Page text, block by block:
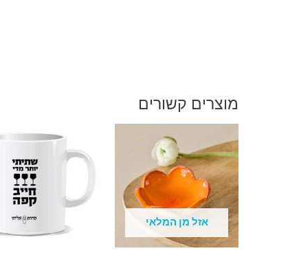
מוצרים קשורים
אזל מן המלאי